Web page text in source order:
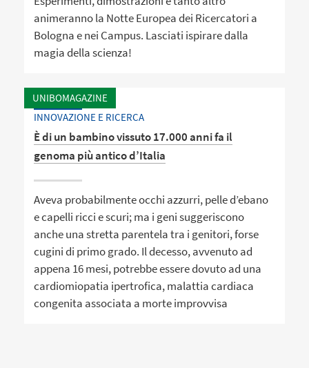
animeranno la Notte Europea dei Ricercatori a
Bologna e nei Campus. Lasciati ispirare dalla
magia della scienza!
UNIBOMAGAZINE
INNOVAZIONE E RICERCA
È di un bambino vissuto 17.000 anni fa il
genoma più antico d’Italia
Aveva probabilmente occhi azzurri, pelle d’ebano
e capelli ricci e scuri; ma i geni suggeriscono
anche una stretta parentela tra i genitori, forse
cugini di primo grado. Il decesso, avvenuto ad
appena 16 mesi, potrebbe essere dovuto ad una
cardiomiopatia ipertrofica, malattia cardiaca
congenita associata a morte improvvisa